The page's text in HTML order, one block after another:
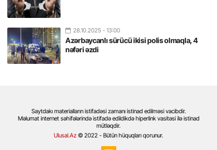
28.10.2025 - 13:00
Azərbaycanlı sürücü ikisi polis olmaqla, 4
nəfəri əzdi
Saytdakı materialların istifadəsi zamanı istinad edilməsi vacibdir.
Məlumat internet səhifələrində istifadə edildikdə hiperlink vasitəsi ilə istinad
mütləqdir.
Ulusal.Az © 2022 - Bütün hüquqları qorunur.